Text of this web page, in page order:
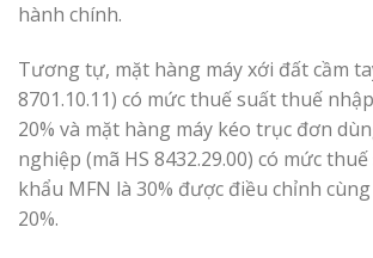
hành chính.
Tương tự, mặt hàng máy xới đất cầm
8701.10.11) có mức thuế suất thuế
20% và mặt hàng máy kéo trục đơn
nghiệp (mã HS 8432.29.00) có mức
khẩu MFN là 30% được điều chỉnh
20%.